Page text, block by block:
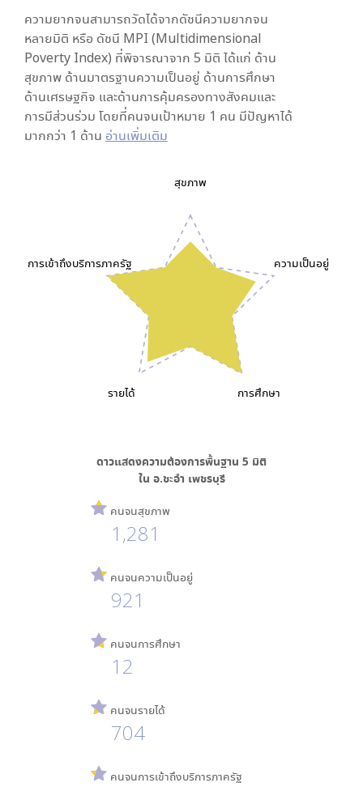
ความยากจนสามารถวัดได้จากดัชนีความยากจน
หลายมิติ หรือ ดัชนี MPI (Multidimensional
Poverty Index) ที่พิจารณาจาก 5 มิติ ได้แก่ ด้าน
สุขภาพ ด้านมาตรฐานความเป็นอยู่ ด้านการศึกษา
ด้านเศรษฐกิจ และด้านการคุ้มครองทางสังคมและ
การมีส่วนร่วม โดยที่คนจนเป้าหมาย 1 คน มีปัญหาได้
มากกว่า 1 ด้าน อ่านเพิ่มเติม
สุขภาพ
ความเป็นอยู่
การศึกษา
รายได้
การเข้าถึงบริการภาครัฐ
ดาวแสดงความต้องการพื้นฐาน 5 มิติ
ใน อ.ชะอำ เพชรบุรี
คนจนสุขภาพ
1,281
คนจนความเป็นอยู่
921
คนจนการศึกษา
12
คนจนรายได้
704
คนจนการเข้าถึงบริการภาครัฐ